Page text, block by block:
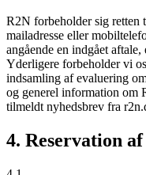
R2N forbeholder sig retten
mailadresse eller
angående en indgået
Yderligere forbeholder vi
indsamling af evaluering
og generel information om
tilmeldt nyhedsbrev fra
4. Reservation